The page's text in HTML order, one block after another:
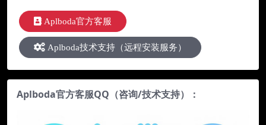
Aplboda官方客服
Aplboda技术支持（远程安装服务）
Aplboda官方客服QQ（咨询/技术支持）：